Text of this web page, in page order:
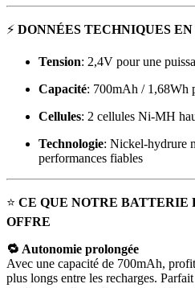
⚡ DONNÉES TECHNIQUES EN
Tension: 2,4V pour une
Capacité: 700mAh / 1,68Wh
Cellules: 2 cellules Ni-MH
Technologie: Nickel-hydrure
performances fiables
⭐ CE QUE NOTRE BATTERIE
OFFRE
🔁 Autonomie prolongée
Avec une capacité de 700mAh,
plus longs entre les recharges.